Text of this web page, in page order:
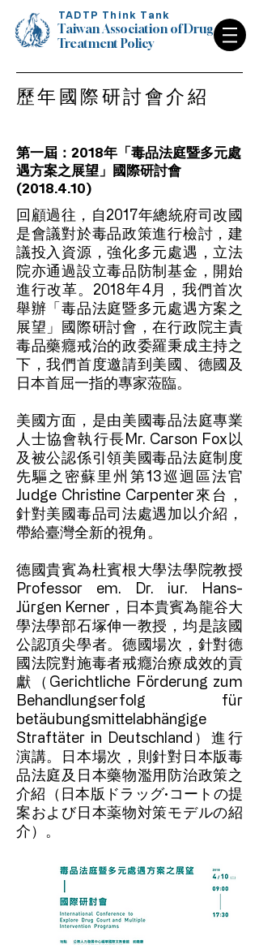
TADTP Think Tank
Taiwan Association of Drug
Treatment Policy
Treatment Policy
歷年國際研討會介紹
第一屆：2018年「毒品法庭暨多元處
遇方案之展望」國際研討會
(2018.4.10)
回顧過往，自2017年總統府司改國
是會議對於毒品政策進行檢討，建
議投入資源，強化多元處遇，立法
院亦通過設立毒品防制基金，開始
進行改革。2018年4月，我們首次
舉辦「毒品法庭暨多元處遇方案之
展望」國際研討會，在行政院主責
毒品藥癮戒治的政委羅秉成主持之
下，我們首度邀請到美國、德國及
日本首屈一指的專家蒞臨。
美國方面，是由美國毒品法庭專業
人士協會執行長Mr. Carson Fox以
及被公認係引領美國毒品法庭制度
先驅之密蘇里州第13巡迴區法官
Judge Christine Carpenter來台，
針對美國毒品司法處遇加以介紹，
帶給臺灣全新的視角。
德國貴賓為杜賓根大學法學院教授
Professor em. Dr. iur. Hans-
Jürgen Kerner，日本貴賓為龍谷大
學法學部石塚伸一教授，均是該國
公認頂尖學者。德國場次，針對德
國法院對施毒者戒癮治療成效的貢
獻（Gerichtliche Förderung zum
Behandlungserfolg für
betäubungsmittelabhängige
Straftäter in Deutschland）進行
演講。日本場次，則針對日本版毒
品法庭及日本藥物濫用防治政策之
介紹（日本版ドラッグ·コートの提
案および日本薬物対策モデルの紹
介）。